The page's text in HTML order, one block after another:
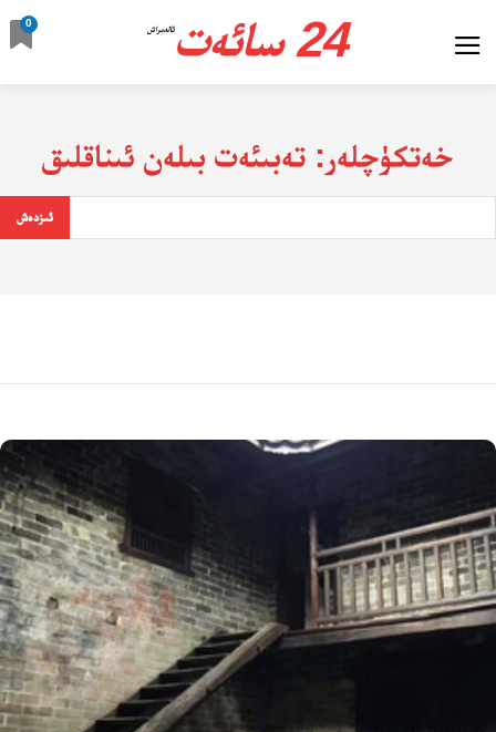
24 سائەت ئالدىراش
0
خەتكۈچلەر: تەبىئەت بىلەن ئىناقلىق
ئىزدەش